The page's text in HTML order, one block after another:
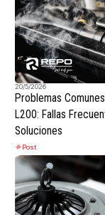
20/5/2026
Problemas
L200: Fallas
Soluciones
Post